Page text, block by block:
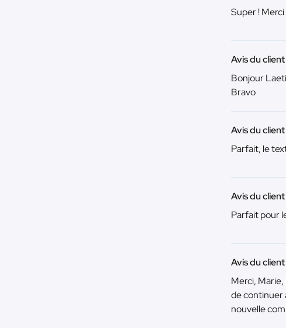
Super !
Avis du
Bonjour
Bravo
Avis du
Parfait, le
Avis du
Parfait pour
Avis du
Merci,
de continuer
nouvelle